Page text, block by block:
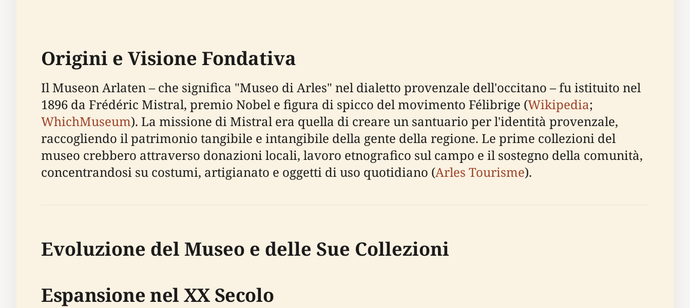
Origini e Visione Fondativa
Il Museon Arlaten – che significa "Museo di Arles" nel dialetto provenzale dell'occitano – fu istituito nel
1896 da Frédéric Mistral, premio Nobel e figura di spicco del movimento Félibrige (Wikipedia;
WhichMuseum). La missione di Mistral era quella di creare un santuario per l'identità provenzale,
raccogliendo il patrimonio tangibile e intangibile della gente della regione. Le prime collezioni del
museo crebbero attraverso donazioni locali, lavoro etnografico sul campo e il sostegno della comunità,
concentrandosi su costumi, artigianato e oggetti di uso quotidiano (Arles Tourisme).
Evoluzione del Museo e delle Sue Collezioni
Espansione nel XX Secolo